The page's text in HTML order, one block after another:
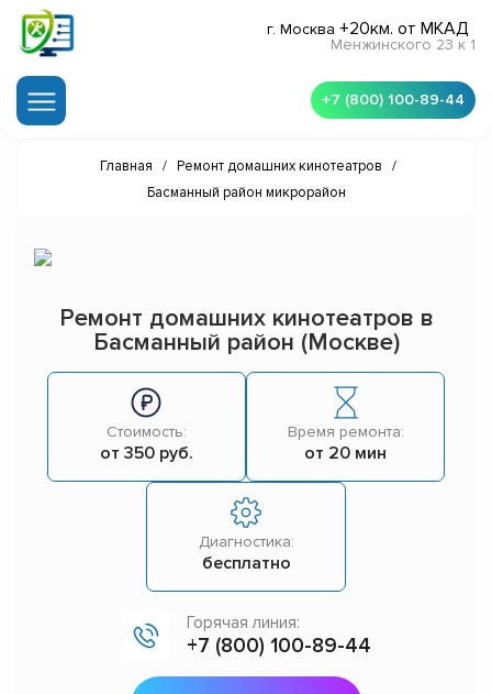
г. Москва +20км. от МКАД
Менжинского 23 к 1
+7 (800) 100-89-44
Главная / Ремонт домашних кинотеатров
/
Басманный район микрорайон
Ремонт домашних кинотеатров в
Басманный район (Москве)
Стоимость:
от 350 руб.
Время ремонта:
от 20 мин
Диагностика:
бесплатно
Горячая линия:
+7 (800) 100-89-44